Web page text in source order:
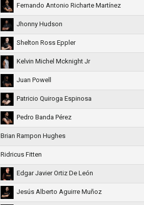
Fernando Antonio Richarte Martínez
Jhonny Hudson
Shelton Ross Eppler
Kelvin Michel Mcknight Jr
Juan Powell
Patricio Quiroga Espinosa
Pedro Banda Pérez
Brian Rampon Hughes
Ridricus Fitten
Edgar Javier Ortiz De León
Jesús Alberto Aguirre Muñoz